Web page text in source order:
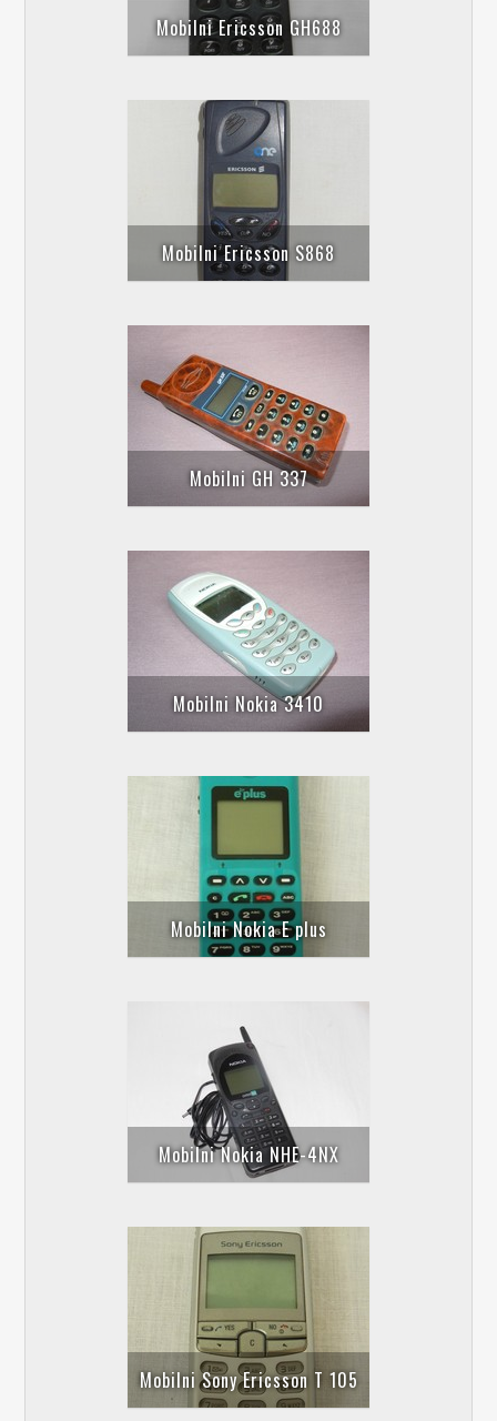
Mobilni Ericsson GH688
Mobilni Ericsson S868
Mobilni GH 337
Mobilni Nokia 3410
Mobilni Nokia E plus
Mobilni Nokia NHE-4NX
Mobilni Sony Ericsson T 105